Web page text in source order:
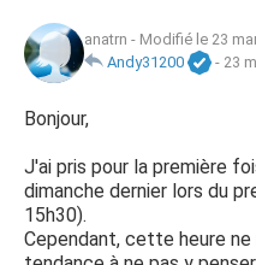
anatrn - Modifié le 23
Andy31200
- 23
Bonjour,
J'ai pris pour la première
dimanche dernier lors du
15h30).
Cependant, cette heure